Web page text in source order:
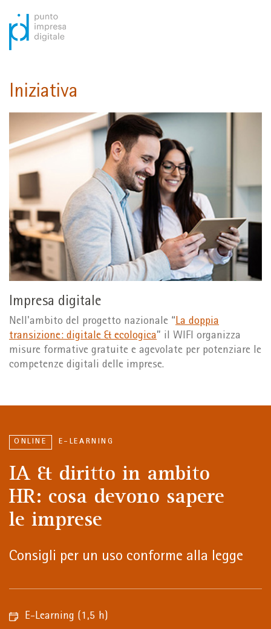
Iniziativa
Impresa digitale
Nell'ambito del progetto nazionale “La doppia
transizione: digitale & ecologica” il WIFI organizza
misure formative gratuite e agevolate per potenziare le
competenze digitali delle imprese.
E-LEARNING
ONLINE
IA & diritto in ambito
HR: cosa devono sapere
le imprese
Consigli per un uso conforme alla legge
E-Learning (1,5 h)